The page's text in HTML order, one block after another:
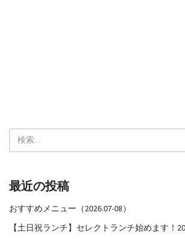
最近の投稿
おすすめメニュー（2026.07-08）
【土日祝ランチ】セレクトランチ始めます！